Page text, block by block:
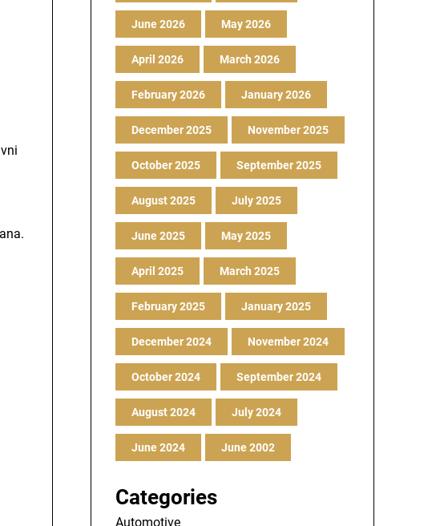
June 2026 May 2026
April 2026 March 2026
February 2026 January 2026
December 2025 November 2025
October 2025 September 2025
August 2025 July 2025
June 2025 May 2025
April 2025 March 2025
February 2025 January 2025
December 2024 November 2024
October 2024 September 2024
August 2024 July 2024
June 2024 June 2002
Categories
Automotive